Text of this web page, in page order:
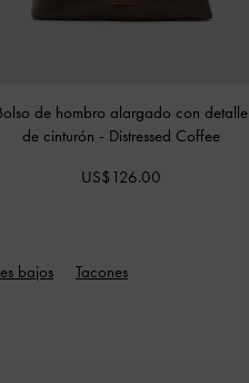
de hombro alargado con detalle
de cinturón - Distressed Coffee
US$126.00
bajos Tacones